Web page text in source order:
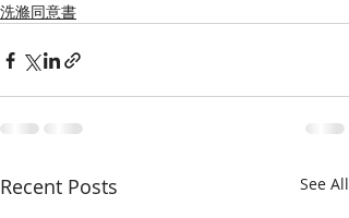
洗滌同意書
Recent Posts See All